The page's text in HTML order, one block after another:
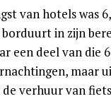
van hotels was
borduurt in zijn
een deel van die
maar
verhuur van